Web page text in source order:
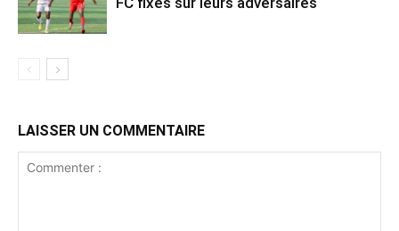
LAISSER UN COMMENTAIRE